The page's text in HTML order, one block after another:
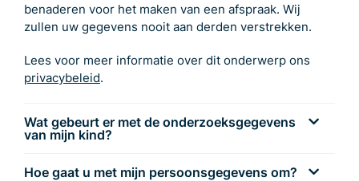
benaderen voor het maken van een afspraak. Wij
zullen uw gegevens nooit aan derden verstrekken.
Lees voor meer informatie over dit onderwerp ons
privacybeleid.
Wat gebeurt er met de onderzoeksgegevens
van mijn kind?
Hoe gaat u met mijn persoonsgegevens om?